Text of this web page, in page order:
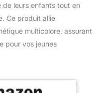
leurs enfants tout en
Ce produit allie
multicolore, assurant
pour vos jeunes